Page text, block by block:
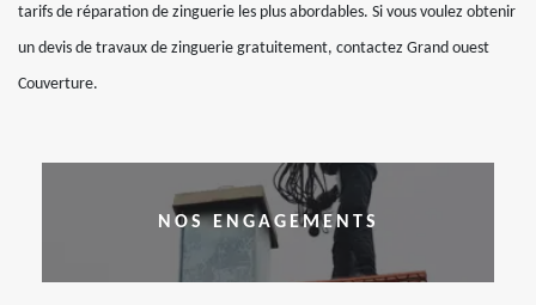
tarifs de réparation de zinguerie les plus abordables. Si vous voulez obtenir
un devis de travaux de zinguerie gratuitement, contactez Grand ouest
Couverture.
NOS ENGAGEMENTS